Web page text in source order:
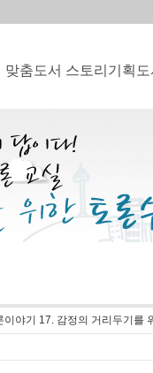
맞춤도서 스토리기획도
이야기 17. 감정의 거리두기를